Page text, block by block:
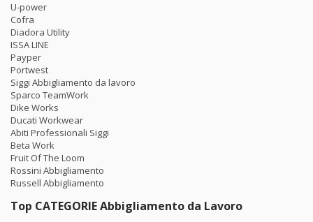
U-power
Cofra
Diadora Utility
ISSA LINE
Payper
Portwest
Siggi Abbigliamento da lavoro
Sparco TeamWork
Dike Works
Ducati Workwear
Abiti Professionali Siggi
Beta Work
Fruit Of The Loom
Rossini Abbigliamento
Russell Abbigliamento
Top CATEGORIE Abbigliamento da Lavoro